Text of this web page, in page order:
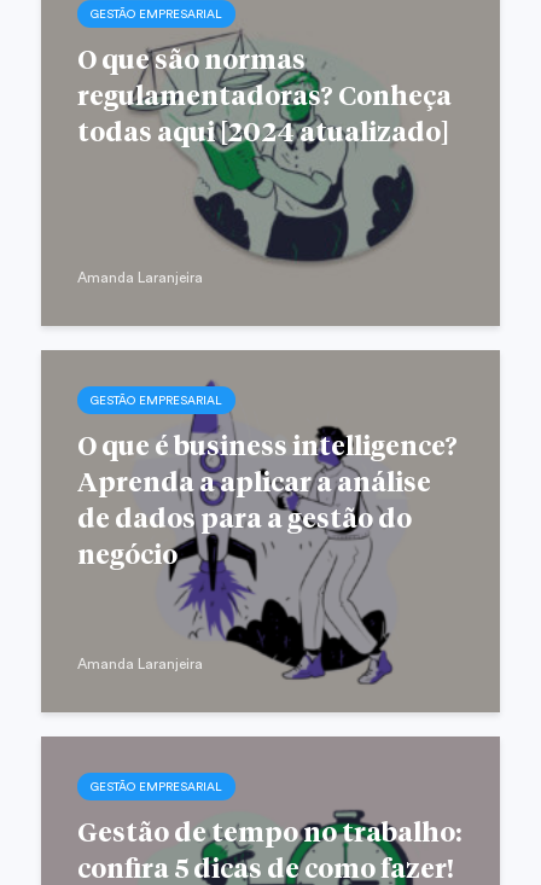
GESTÃO EMPRESARIAL
O que são normas
regulamentadoras? Conheça
todas aqui [2024 atualizado]
Amanda Laranjeira
GESTÃO EMPRESARIAL
O que é business intelligence?
Aprenda a aplicar a análise
de dados para a gestão do
negócio
Amanda Laranjeira
GESTÃO EMPRESARIAL
Gestão de tempo no trabalho:
confira 5 dicas de como fazer!